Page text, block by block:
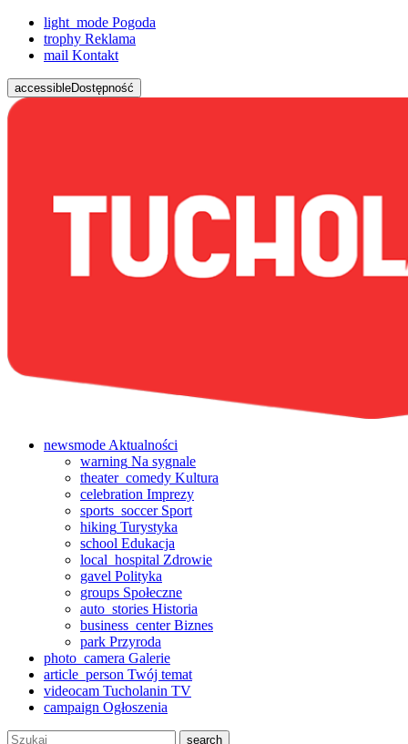
light_mode Pogoda
trophy Reklama
mail Kontakt
accessibleDostępność
newsmode Aktualności
warning Na sygnale
theater_comedy Kultura
celebration Imprezy
sports_soccerSport
hiking Turystyka
school Edukacja
local_hospital Zdrowie
gavel Polityka
groups Społeczne
auto_stories Historia
business_centerBiznes
park Przyroda
photo_camera Galerie
article_person Twój temat
videocam Tucholanin TV
campaign Ogłoszenia
Szukaj:
search